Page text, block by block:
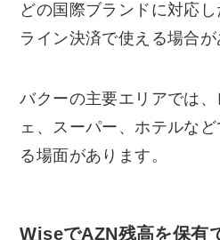
どの国際ブランドに対応
ライン決済で使える場合が
バクーの主要エリアでは
ェ、スーパー、ホテルな
る場面があります。
WiseでAZN残高を保有